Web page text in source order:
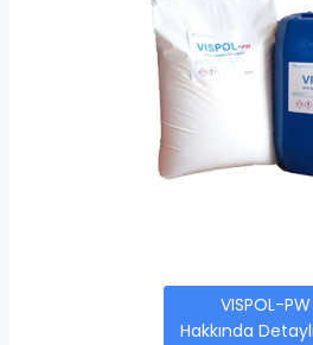
VISPOL-PW
Hakkında